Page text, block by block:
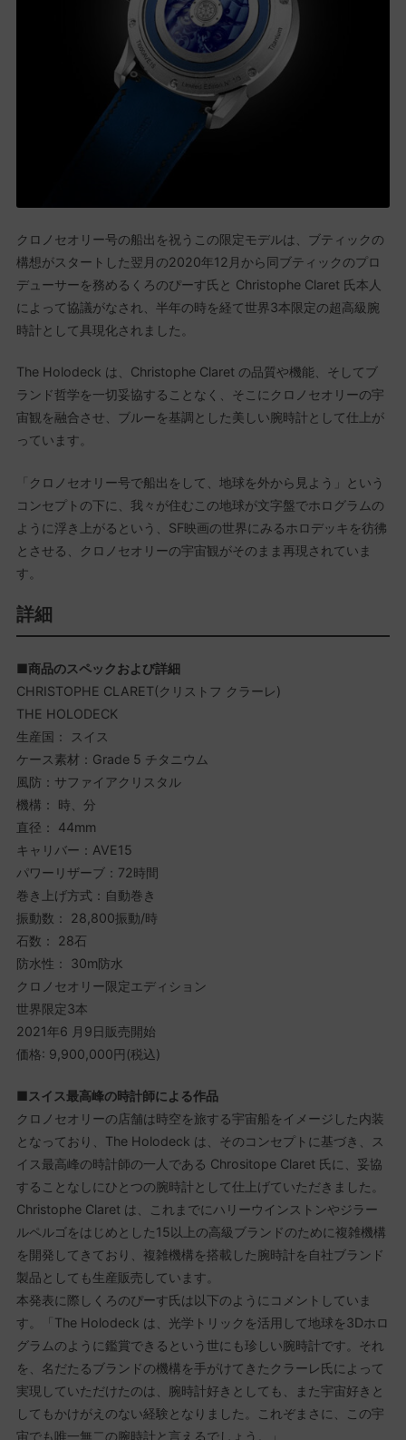
クロノセオリー号の船出を祝うこの限定モデルは、ブティックの
構想がスタートした翌月の2020年12月から同ブティックのプロ
デューサーを務めるくろのぴーす氏と Christophe Claret 氏本人
によって協議がなされ、半年の時を経て世界3本限定の超高級腕
時計として具現化されました。
The Holodeck は、Christophe Claret の品質や機能、そしてブ
ランド哲学を一切妥協することなく、そこにクロノセオリーの宇
宙観を融合させ、ブルーを基調とした美しい腕時計として仕上が
っています。
「クロノセオリー号で船出をして、地球を外から見よう」という
コンセプトの下に、我々が住むこの地球が文字盤でホログラムの
ように浮き上がるという、SF映画の世界にみるホロデッキを彷彿
とさせる、クロノセオリーの宇宙観がそのまま再現されていま
す。
詳細
■商品のスペックおよび詳細
CHRISTOPHE CLARET(クリストフ クラーレ)
THE HOLODECK
生産国： スイス
ケース素材：Grade 5 チタニウム
風防：サファイアクリスタル
機構： 時、分
直径： 44mm
キャリバー：AVE15
パワーリザーブ：72時間
巻き上げ方式：自動巻き
振動数： 28,800振動/時
石数： 28石
防水性： 30m防水
クロノセオリー限定エディション
世界限定3本
2021年6 月9日販売開始
価格: 9,900,000円(税込)
■スイス最高峰の時計師による作品
クロノセオリーの店舗は時空を旅する宇宙船をイメージした内装
となっており、The Holodeck は、そのコンセプトに基づき、ス
イス最高峰の時計師の一人である Chrositope Claret 氏に、妥協
することなしにひとつの腕時計として仕上げていただきました。
Christophe Claret は、これまでにハリーウインストンやジラー
ルペルゴをはじめとした15以上の高級ブランドのために複雑機構
を開発してきており、複雑機構を搭載した腕時計を自社ブランド
製品としても生産販売しています。
本発表に際しくろのぴーす氏は以下のようにコメントしていま
す。「The Holodeck は、光学トリックを活用して地球を3Dホロ
グラムのように鑑賞できるという世にも珍しい腕時計です。それ
を、名だたるブランドの機構を手がけてきたクラーレ氏によって
実現していただけたのは、腕時計好きとしても、また宇宙好きと
してもかけがえのない経験となりました。これぞまさに、この宇
宙でも唯一無二の腕時計と言えるでしょう。」